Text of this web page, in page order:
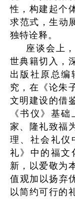
性，构建起个
求范式，生动
独特诠释。
座谈会上
世典籍切入，
出版社原总编
究，在《论朱
文明建设的借
《书仪》基
家、隆礼致福
理、社会礼仪
礼》中的福文
新，以爱敬为
值观加以扬弃
以简约可行的